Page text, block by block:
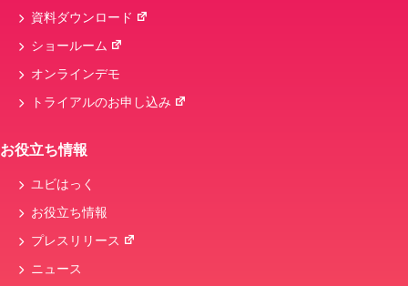
資料ダウンロード
ショールーム
オンラインデモ
トライアルのお申し込み
お役立ち情報
ユビはっく
お役立ち情報
プレスリリース
ニュース